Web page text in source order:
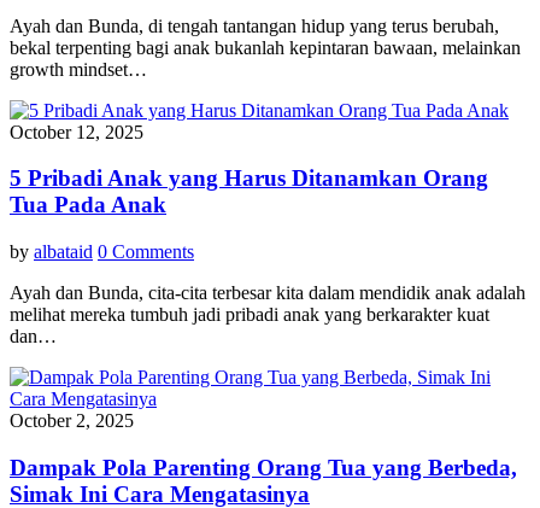
Ayah dan Bunda, di tengah tantangan hidup yang terus berubah,
bekal terpenting bagi anak bukanlah kepintaran bawaan, melainkan
growth mindset…
October 12, 2025
5 Pribadi Anak yang Harus Ditanamkan Orang
Tua Pada Anak
by albataid 0 Comments
Ayah dan Bunda, cita-cita terbesar kita dalam mendidik anak adalah
melihat mereka tumbuh jadi pribadi anak yang berkarakter kuat
dan…
October 2, 2025
Dampak Pola Parenting Orang Tua yang Berbeda,
Simak Ini Cara Mengatasinya